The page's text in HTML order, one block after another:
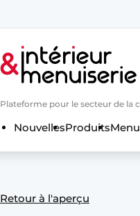
Aanmelden
Bedrijven
Enregistrer une
Plateforme pour le secteur de la
NouvellesProduits
Retour à l'aperçu